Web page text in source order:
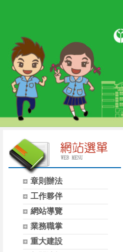
章則辦法
工作夥伴
網站導覽
業務職掌
重大建設